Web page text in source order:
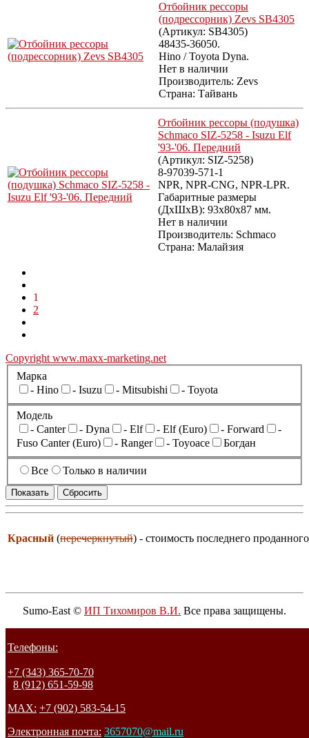
Отбойник рессоры
(подрессорник) Zevs SB4305
(Артикул: SB4305)
48435-36050.
Hino / Toyota Dyna.
Нет в наличии
Производитель: Zevs
Страна: Тайвань
Отбойник рессоры (подушка)
Schmaco SIZ-5258 - Isuzu Elf
'93-'06. Передний
(Артикул: SIZ-5258)
8-97039-571-1
NPR, NPR-CNG, NPR-LPR.
Габаритные размеры
(ДхШхВ): 93x80x87 мм.
Нет в наличии
Производитель: Schmaco
Страна: Малайзия
1
2
Copyright www.maxx-marketing.net
Марка
- Hino
- Isuzu - Mitsubishi - Toyota
Модель
- Canter
- Dyna - Elf - Elf (Euro) - Forward
-
Fuso Canter (Euro)
- Ranger - Toyoace Богдан
Все Только в наличии
Красный (перечеркнутый) - стоимость последнего
Sumo-East © ИП Тихомиров В.И. Все права защищены.
Телефоны:
+7 (343) 365-70-70
8 (912) 651-59-98
MAX: +7 (902) 583-54-15
Электронная почта: 3657070@mail.ru